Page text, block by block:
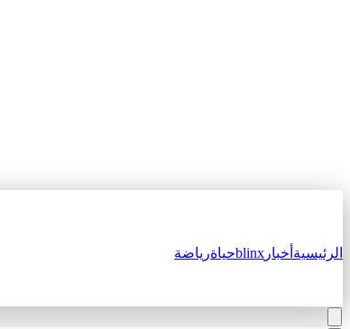
الرئيسية أخبار blinxحياةرياضة